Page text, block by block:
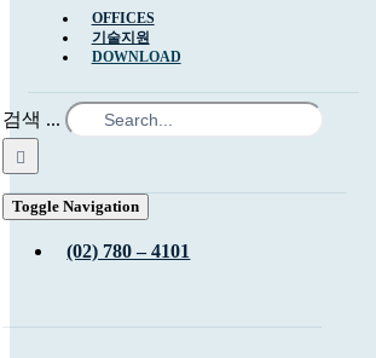
OFFICES
기술지원
DOWNLOAD
검색 ...
Toggle Navigation
(02) 780 – 4101